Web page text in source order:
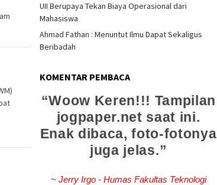
UII Berupaya Tekan Biaya Operasional dari
Mahasiswa
Ahmad Fathan : Menuntut Ilmu Dapat Sekaligus
Beribadah
KOMENTAR PEMBACA
Woow Keren!!! Tampilan
jogpaper.net saat ini.
Enak dibaca, foto-fotonya
juga jelas.
~ Jerry Irgo - Humas Fakultas Teknologi